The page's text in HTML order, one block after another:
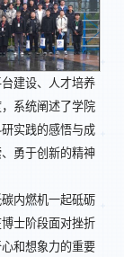
建设、人才培养
系统阐述了学院
实践的感悟与成
勇于创新的精神
内燃机一起砥砺
士阶段面对挫折
和想象力的重要